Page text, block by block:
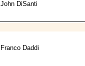
John DiSanti
Franco Daddi